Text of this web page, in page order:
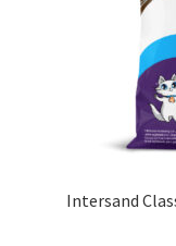
Granule pro
Hill’s pro kočky
Kočičí toalety
Kočkolit
Intersand